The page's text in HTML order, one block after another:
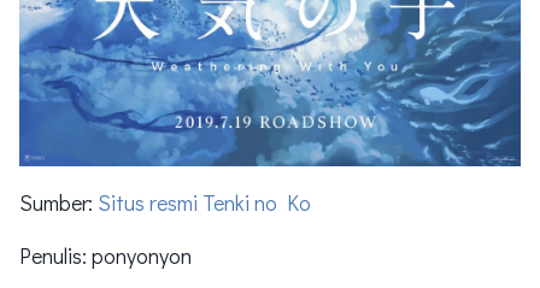
Sumber: Situs resmi Tenki no Ko
Penulis: ponyonyon